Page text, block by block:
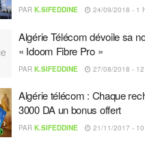
PAR K.SIFEDDINE 24/09/2018 - 1
Algérie Télécom dévoile sa
« Idoom Fibre Pro »
PAR K.SIFEDDINE 27/08/2018 -
Algérie télécom : Chaque
3000 DA un bonus offert
PAR K.SIFEDDINE 21/11/2017 -